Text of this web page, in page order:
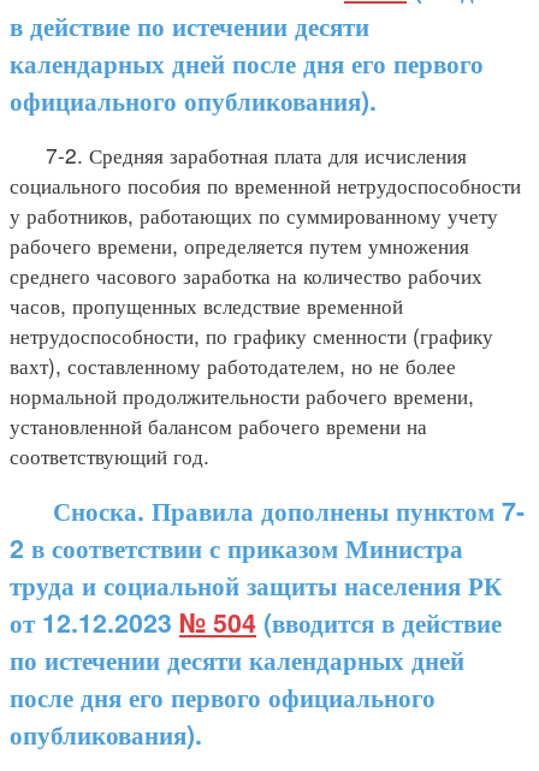
в действие по истечении десяти
календарных дней после дня его первого
официального опубликования).
7-2. Средняя заработная плата для исчисления
социального пособия по временной нетрудоспособности
у работников, работающих по суммированному учету
рабочего времени, определяется путем умножения
среднего часового заработка на количество рабочих
часов, пропущенных вследствие временной
нетрудоспособности, по графику сменности (графику
вахт), составленному работодателем, но не более
нормальной продолжительности рабочего времени,
установленной балансом рабочего времени на
соответствующий год.
Сноска. Правила дополнены пунктом 7-
2 в соответствии с приказом Министра
труда и социальной защиты населения РК
от 12.12.2023 № 504 (вводится в действие
по истечении десяти календарных дней
после дня его первого официального
опубликования).